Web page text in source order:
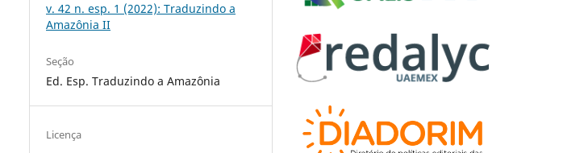
v. 42 n. esp. 1 (2022): Traduzindo a
Amazônia II
Seção
Ed. Esp. Traduzindo a Amazônia
Licença